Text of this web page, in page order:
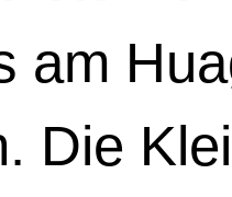
am
Die